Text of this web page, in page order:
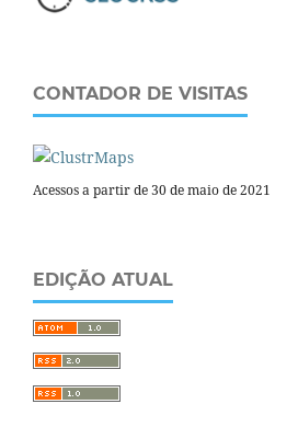
CONTADOR DE VISITAS
Acessos a partir de 30 de maio de 2021
EDIÇÃO ATUAL